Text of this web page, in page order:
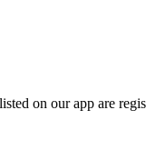
on our app are